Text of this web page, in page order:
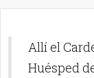
Allí el
Huésped